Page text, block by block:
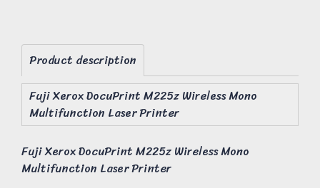
Product description
Fuji Xerox DocuPrint M225z Wireless Mono
Multifunction Laser Printer
Fuji Xerox DocuPrint M225z Wireless Mono
Multifunction Laser Printer